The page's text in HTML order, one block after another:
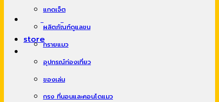
store
แกดเจ็ต
ผลิตภัณฑ์ดูแลขน
ทรายแมว
อุปกรณ์ท่องเที่ยว
ของเล่น
กรง ที่นอนและคอนโดแมว